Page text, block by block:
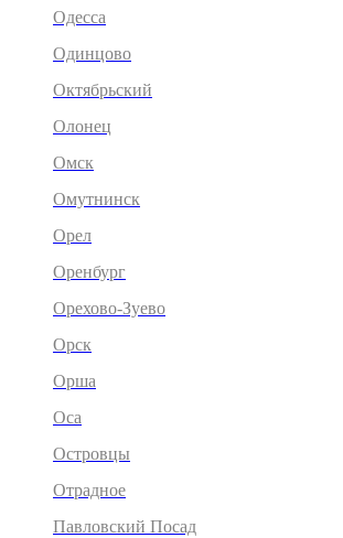
Одесса
Одинцово
Октябрьский
Олонец
Омск
Омутнинск
Орел
Оренбург
Орехово-Зуево
Орск
Орша
Оса
Островцы
Отрадное
Павловский Посад